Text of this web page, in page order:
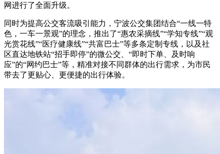
网进行了全面升级。
同时为提高公交客流吸引能力，宁波公交集团结合“一线一特
色，一车一景观”的理念，推出了“惠农采摘线”“学知专线”“观
光赏花线”“医疗健康线”“共富巴士”等多条定制专线，以及社
区直达地铁站“招手即停”的微公交、“即时下单、及时响
应”的“网约巴士”等，精准对接不同群体的出行需求，为市民
带去了更贴心、更便捷的出行体验。